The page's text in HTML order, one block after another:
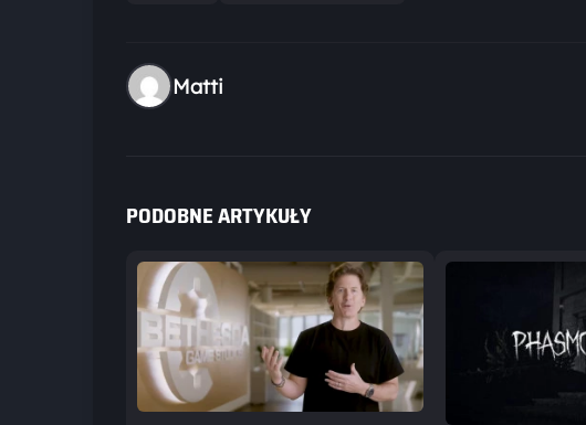
Matti
PODOBNE ARTYKUŁY